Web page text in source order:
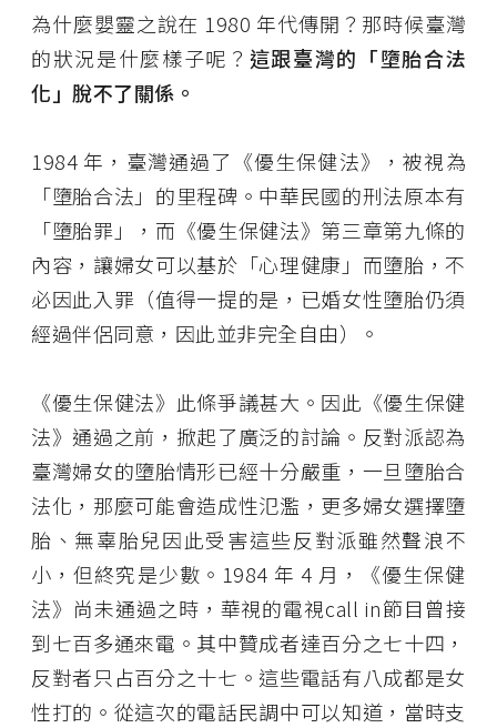
為什麼嬰靈之說在 1980 年代傳開？那時候臺灣
的狀況是什麼樣子呢？ 這跟臺灣的「墮胎合法
化」脫不了關係。
1984 年，臺灣通過了《優生保健法》，被視為
「墮胎合法」的里程碑。中華民國的刑法原本有
「墮胎罪」，而《優生保健法》第三章第九條的
內容，讓婦女可以基於「心理健康」而墮胎，不
必因此入罪（值得一提的是，已婚女性墮胎仍須
經過伴侶同意，因此並非完全自由）。
《優生保健法》此條爭議甚大。因此《優生保健
法》通過之前，掀起了廣泛的討論。反對派認為
臺灣婦女的墮胎情形已經十分嚴重，一旦墮胎合
法化，那麼可能會造成性氾濫，更多婦女選擇墮
胎、無辜胎兒因此受害這些反對派雖然聲浪不
小，但終究是少數。1984 年 4 月，《優生保健
法》尚未通過之時，華視的電視call in節目曾接
到七百多通來電。其中贊成者達百分之七十四，
反對者只占百分之十七。這些電話有八成都是女
性打的。從這次的電話民調中可以知道，當時支